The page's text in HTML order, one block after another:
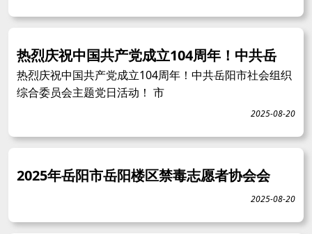
热烈庆祝中国共产党成立104周年！中共岳
热烈庆祝中国共产党成立104周年！中共岳阳市社会组织
综合委员会主题党日活动！ 市
2025-08-20
2025年岳阳市岳阳楼区禁毒志愿者协会会
2025-08-20